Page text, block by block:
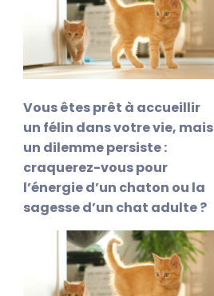
Vous êtes prêt à accueillir
un félin dans votre vie, mais
un dilemme persiste :
craquerez-vous pour
l’énergie d’un chaton ou la
sagesse d’un chat adulte ?